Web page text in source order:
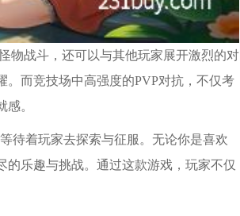
物战斗，还可以与其他玩家展开激烈的对
而竞技场中高强度的PVP对抗，不仅考
。
待着玩家去探索与征服。无论你是喜欢
乐趣与挑战。通过这款游戏，玩家不仅